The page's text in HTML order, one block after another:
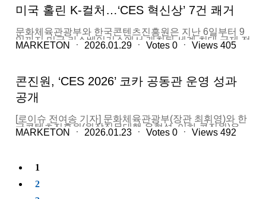
roughly 95% of museum collections remain...
있다. 현재 일반 농가에서 이브 클래버를 임대해 쓸 수 있
도록 농림축산식품부와 관련 협의를 진행 중이다. 농가의
맨홀 추락 방지판도 눈길을 끌었다. 공사 현장에서 막 떼
어온 듯한 실물 그대로였다. 번쩍이는 첨단 기기들 사이
홍일점과 같은 겉모습이 오히려 호기심을 자극했다. 이
하게 진입하도록 돕는다.. 창업기업관 한켠에서는 이른바
'몸 개그' 대결이 펼쳐졌다. 마케톤의 홀로그램 제품이 관
람객들을 불러모았다. 일반 홀로그램 제품과 완전히 달랐
다. 현실과 가상이...
번 CES 기간 공동관을 통해 방문객 2584명을 유치하고
기술 시연과 비즈니스 상담 813건을 진행했다. 공동관에
는 KBS를 비롯해 툰스퀘어, 씨지픽셀스튜디오, 마케톤,
케이시크, 에이치투시티랩, 웨스트월드, 큐빅셀, 닷, 엑스
바디, 오디오가이, 페이크아이즈, 이모션웨이브 등 문화
체육관광 연구개발(R&D) 성과를 보유한 13개 기관이 참
그램·공간음향·전자 점자 디스플레이 등 콘텐츠와 첨단
기술이 결합된 혁신 모델을 선보이며 해외 시장의 주목을
받았다. 특히 문화체육관광 R&D 지원을 받은 7개 기관이
'CES 혁신상'을 수상하며 기술력을 인정받았다. 현장에
상담이 활발히 이뤄졌으며 후속 상담도 이어질 예정이다.
콘진원은 전시 기간 글로벌 투자사와 산업 관계자 40여
명이 참여한 네트워킹 행사 'K-컬처 테크 커넥트 2026'을
수립에 나설 방침이다. 문화체육관광기술진흥센터 김명
성과가 글로벌 자본과 시장이 반응하는 '실질적 비즈니
미국 홀린 K-컬처…‘CES 혁신상’ 7건 쾌거
문화체육관광부와 한국콘텐츠진흥원은 지난 6일부터 9
일까지 미국 라스베이거스에서 개최된 세계 최대 국제 전
자제품 박람회 ‘CES 2026’에서 코카(KOCCA) 공동관을
을 유치하고, 813건에 달하는 기술 시연 및 비즈니스 상
담 성과를 달성했다. 이번 공동관에는 △한국방송공사
(KBS) △툰스퀘어 △씨지픽셀스튜디오 △마케톤 △케이
시크 △에이치투시티랩 △웨스트월드 △큐빅셀 △주식
회사 닷 △엑스바디 △오디오가이 △페이크아이즈 △이
모션웨이브 등 문화체육관광 연구개발(R&D) 성과를 보
유한 13개 연구개발기관이 참가했다. 이 중 12개 기관은
약적으로 선보였다. 참가한 연구개발기관들은 △인공지
능 기반 미디어 콘텐츠 제작 기술 △생성형 인공지능 콘
텐츠 제작 플랫폼 △가상 인간 기술 △홀로그램·공간음
향·전자 점자 디스플레이 등 콘텐츠와 첨단 기술이 융합
MARKETON ㆍ 2026.01.29 ㆍ Votes 0 ㆍ Views 405
콘진원, ‘CES 2026’ 코카 공동관 운영 성과
공개
[로이슈 전여송 기자] 문화체육관광부(장관 최휘영)와 한
국콘텐츠진흥원(원장직무대행 유현석, 이하 콘진원)은
지난 6일부터 9일까지 미국 라스베이거스에서 개최된 세
의 글로벌 경쟁력을 입증하고 실질적인 사업 성과를 확보
코카 공동관을 통해 총 2,584명의 방문객을 유치하고,
MARKETON ㆍ 2026.01.23 ㆍ Votes 0 ㆍ Views 492
1
2